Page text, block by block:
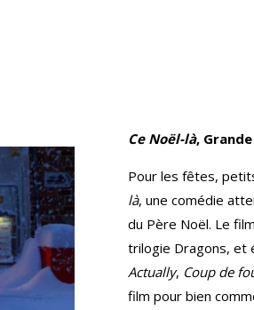
Ce Noël-là,
Pour les fêtes,
là, une comédie
du Père Noël. Le
trilogie Dragons, et
Actually, Coup de
film pour bien